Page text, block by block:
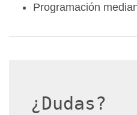
Programación
¿Dudas?